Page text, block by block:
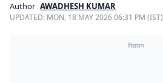
Author AWADHESH KUMAR
UPDATED: MON, 18 MAY 2026 06:31 PM (IST)
विज्ञापन